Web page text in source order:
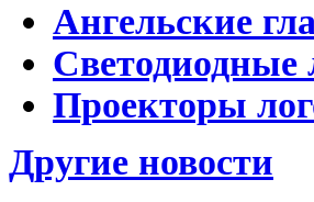
Ангельские
Светодиодные
Проекторы
Другие новости